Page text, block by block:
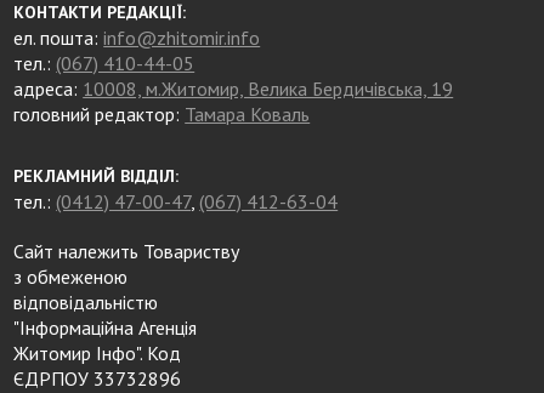
КОНТАКТИ РЕДАКЦІЇ:
ел. пошта:info@zhitomir.info
тел.: (067) 410-44-05
адреса: 10008, м.Житомир, Велика Бердичівська, 19
головний редактор: Тамара Коваль
РЕКЛАМНИЙ ВІДДІЛ:
тел.: (0412) 47-00-47, (067) 412-63-04
Сайт належить Товариству
з обмеженою
відповідальністю
"Інформаційна Агенція
Житомир Інфо". Код
ЄДРПОУ 33732896